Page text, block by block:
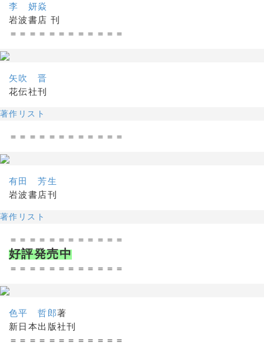
李 妍焱
岩波書店 刊
＝＝＝＝＝＝＝＝＝＝＝＝
矢吹 晋
花伝社刊
著作リスト
＝＝＝＝＝＝＝＝＝＝＝＝
有田 芳生
岩波書店刊
著作リスト
＝＝＝＝＝＝＝＝＝＝＝＝
好評発売中
＝＝＝＝＝＝＝＝＝＝＝＝
色平 哲郎著
新日本出版社刊
＝＝＝＝＝＝＝＝＝＝＝＝